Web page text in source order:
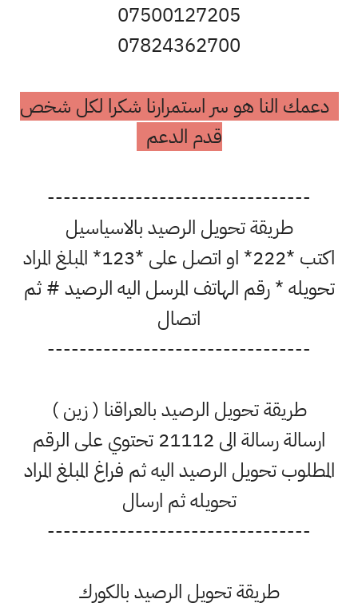
07500127205
07824362700
دعمك النا هو سر استمرارنا شكرا لكل شخص
قدم الدعم
---------------------------------
طريقة تحويل الرصيد بالاسياسيل
اكتب *222* او اتصل على *123* المبلغ المراد
تحويله * رقم الهاتف المرسل اليه الرصيد # ثم
اتصال
---------------------------------
طريقة تحويل الرصيد بالعراقنا ( زين )
ارسالة رسالة الى 21112 تحتوي على الرقم
المطلوب تحويل الرصيد اليه ثم فراغ المبلغ المراد
تحويله ثم ارسال
---------------------------------
طريقة تحويل الرصيد بالكورك